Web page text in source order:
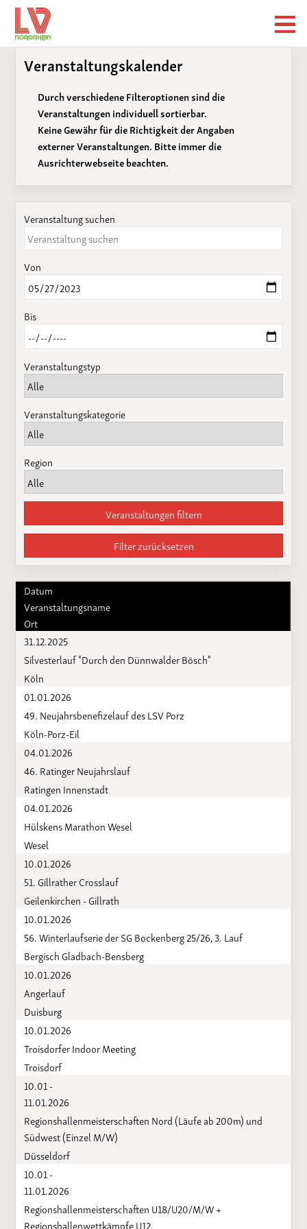
Veranstaltungskalender
Durch verschiedene Filteroptionen sind die
Veranstaltungen individuell sortierbar.
Keine Gewähr für die Richtigkeit der Angaben
externer Veranstaltungen. Bitte immer die
Ausrichterwebseite beachten.
Veranstaltung suchen
Von
Bis
Veranstaltungstyp
Veranstaltungskategorie
Region
Veranstaltungen filtern
Filter zurücksetzen
Datum
Veranstaltungsname
Ort
31.12.2025
Silvesterlauf "Durch den Dünnwalder Bösch"
Köln
01.01.2026
49. Neujahrsbenefizelauf des LSV Porz
Köln-Porz-Eil
04.01.2026
46. Ratinger Neujahrslauf
Ratingen Innenstadt
04.01.2026
Hülskens Marathon Wesel
Wesel
10.01.2026
51. Gillrather Crosslauf
Geilenkirchen - Gillrath
10.01.2026
56. Winterlaufserie der SG Bockenberg 25/26, 3. Lauf
Bergisch Gladbach-Bensberg
10.01.2026
Angerlauf
Duisburg
10.01.2026
Troisdorfer Indoor Meeting
Troisdorf
10.01 -
11.01.2026
Regionshallenmeisterschaften Nord (Läufe ab 200m) und
Südwest (Einzel M/W)
Düsseldorf
10.01 -
11.01.2026
Regionshallenmeisterschaften U18/U20/M/W +
Regionshallenwettkämpfe U12